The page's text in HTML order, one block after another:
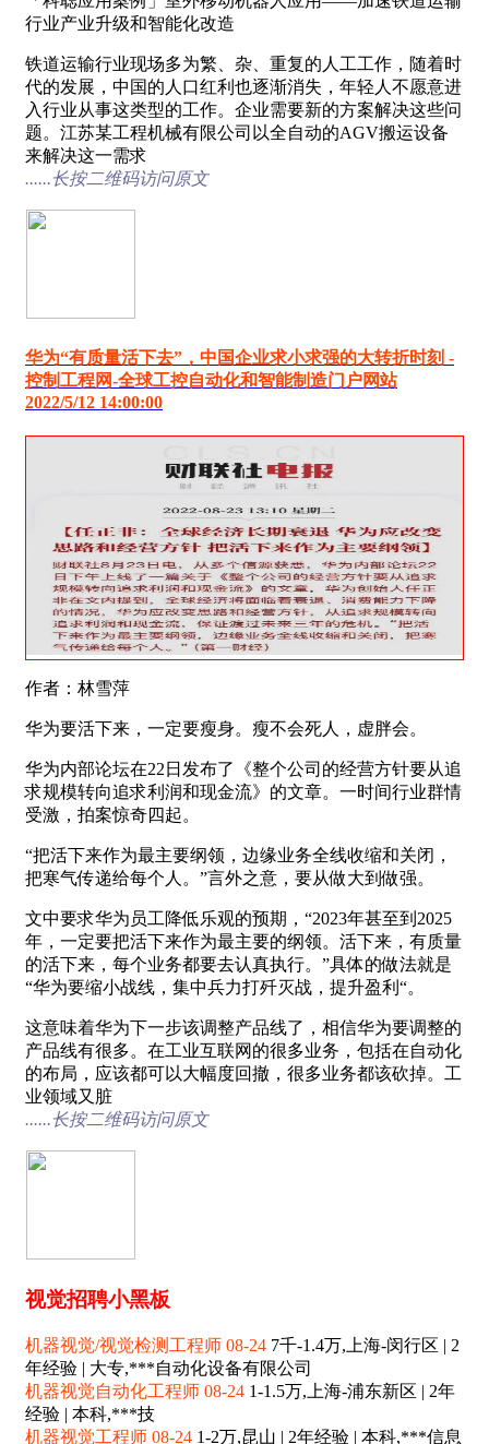
行业产业升级和智能化改造
铁道运输行业现场多为繁、杂、重复的人工工作，随着时
代的发展，中国的人口红利也逐渐消失，年轻人不愿意进
入行业从事这类型的工作。企业需要新的方案解决这些问
题。江苏某工程机械有限公司以全自动的AGV搬运设备
来解决这一需求
......长按二维码访问原文
华为“有质量活下去”，中国企业求小求强的大转折时刻 -
控制工程网-全球工控自动化和智能制造门户网站
2022/5/12 14:00:00
作者：林雪萍
华为要活下来，一定要瘦身。瘦不会死人，虚胖会。
华为内部论坛在22日发布了《整个公司的经营方针要从追
求规模转向追求利润和现金流》的文章。一时间行业群情
受激，拍案惊奇四起。
“把活下来作为最主要纲领，边缘业务全线收缩和关闭，
把寒气传递给每个人。”言外之意，要从做大到做强。
文中要求华为员工降低乐观的预期，“2023年甚至到2025
年，一定要把活下来作为最主要的纲领。活下来，有质量
的活下来，每个业务都要去认真执行。”具体的做法就是
“华为要缩小战线，集中兵力打歼灭战，提升盈利“。
这意味着华为下一步该调整产品线了，相信华为要调整的
产品线有很多。在工业互联网的很多业务，包括在自动化
的布局，应该都可以大幅度回撤，很多业务都该砍掉。工
业领域又脏
......长按二维码访问原文
视觉招聘小黑板
机器视觉/视觉检测工程师 08-24 7千-1.4万,上海-闵行区 | 2
年经验 | 大专,***自动化设备有限公司
机器视觉自动化工程师 08-24 1-1.5万,上海-浦东新区 | 2年
经验 | 本科,***技
机器视觉工程师 08-24 1-2万,昆山 | 2年经验 | 本科,***信息